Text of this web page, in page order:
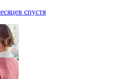
спустя